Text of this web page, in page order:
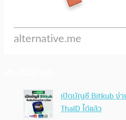
เปิดบัญชี Bitkub ง่
ThaID ได้แล้ว